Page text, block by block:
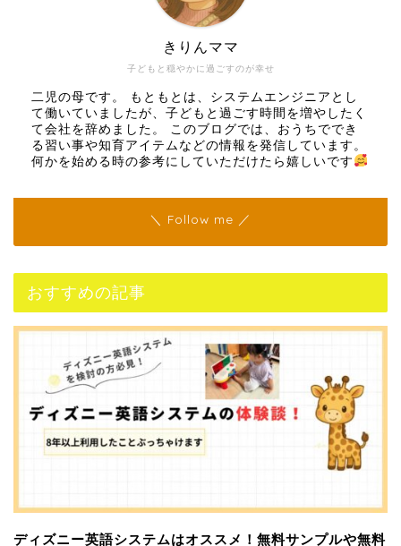
子どもと穏やかに過ごすのが幸せ
きりんママ
二児の母です。 もともとは、システムエンジニアとし
て働いていましたが、子どもと過ごす時間を増やしたく
て会社を辞めました。 このブログでは、おうちででき
る習い事や知育アイテムなどの情報を発信しています。
何かを始める時の参考にしていただけたら嬉しいです
＼ Follow me ／
おすすめの記事
ディズニー英語システムはオススメ！無料サンプルや無料